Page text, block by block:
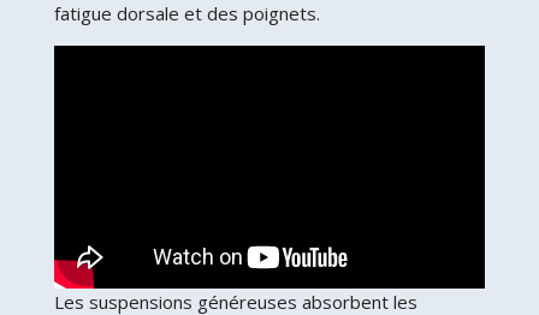
fatigue dorsale et des poignets.
Les suspensions généreuses absorbent les